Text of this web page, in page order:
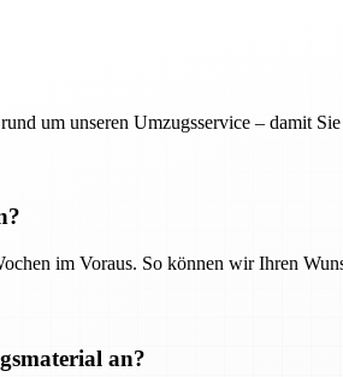
um unseren Umzugsservice – damit Sie
im Voraus. So können wir Ihren
an?